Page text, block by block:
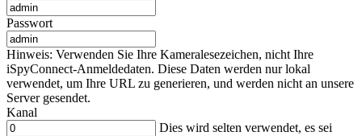
Passwort
Hinweis: Verwenden Sie Ihre Kameralesezeichen, nicht Ihre
iSpyConnect-Anmeldedaten. Diese Daten werden nur lokal
verwendet, um Ihre URL zu generieren, und werden nicht an unsere
Server gesendet.
Kanal
Dies wird selten verwendet, es sei